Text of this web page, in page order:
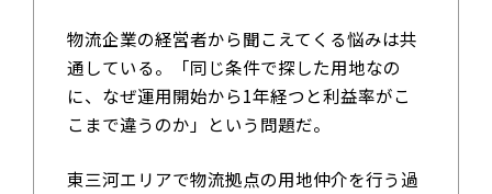
物流企業の経営者から聞こえてくる悩みは共
通している。「同じ条件で探した用地なの
に、なぜ運用開始から1年経つと利益率がこ
こまで違うのか」という問題だ。
東三河エリアで物流拠点の用地仲介を行う過